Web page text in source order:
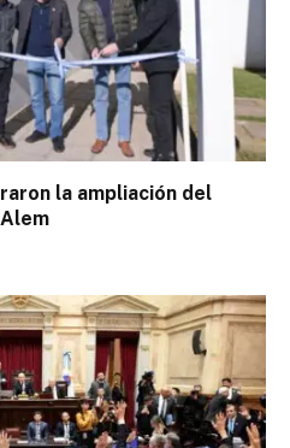
la ampliación del